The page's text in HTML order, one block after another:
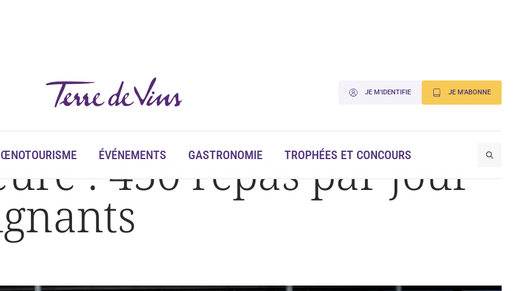
JE M'IDENTIFIE JE M'ABONNE
ŒNOTOURISME ÉVÉNEMENTS GASTRONOMIE TROPHÉES ET CONCOURS
: 450 repas par jour